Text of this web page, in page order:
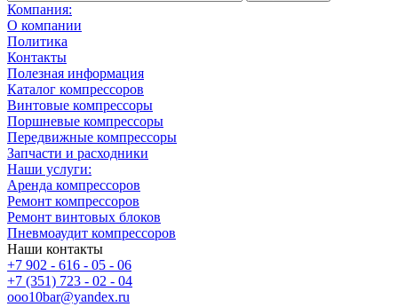
Компания:
О компании
Политика
Контакты
Полезная информация
Каталог компрессоров
Винтовые компрессоры
Поршневые компрессоры
Передвижные компрессоры
Запчасти и расходники
Наши услуги:
Аренда компрессоров
Ремонт компрессоров
Ремонт винтовых блоков
Пневмоаудит компрессоров
Наши контакты
+7 902 - 616 - 05 - 06
+7 (351) 723 - 02 - 04
ooo10bar@yandex.ru